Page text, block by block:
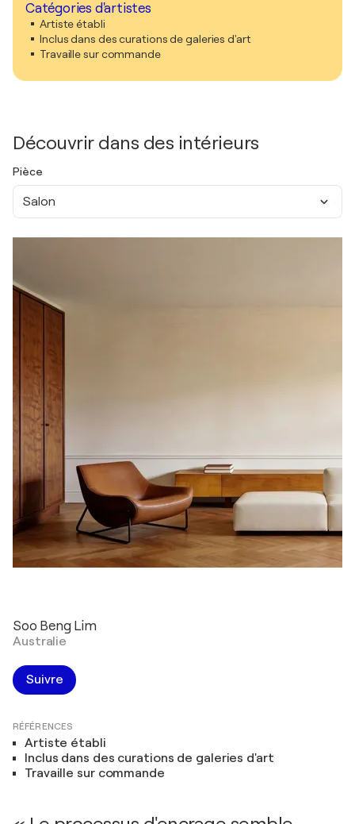
Catégories d'artistes
Artiste établi
Inclus dans des curations de galeries d'art
Travaille sur commande
Découvrir dans des intérieurs
Pièce
Salon
Soo Beng Lim
Australie
Suivre
RÉFÉRENCES
Artiste établi
Inclus dans des curations de galeries d'art
Travaille sur commande